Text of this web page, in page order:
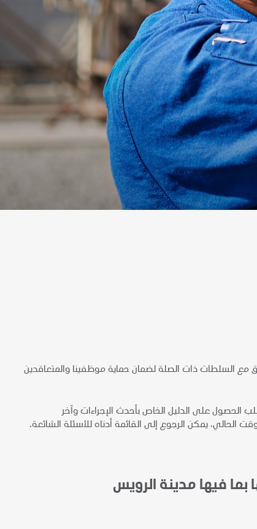
بشكل وثيق مع السلطات ذات الصلة لضمان حماية موظفينا والمتعاقدين
الحصول على الدليل الخاص بأحدث الإجراءات وآخر
بما فيها مدينة الرويس